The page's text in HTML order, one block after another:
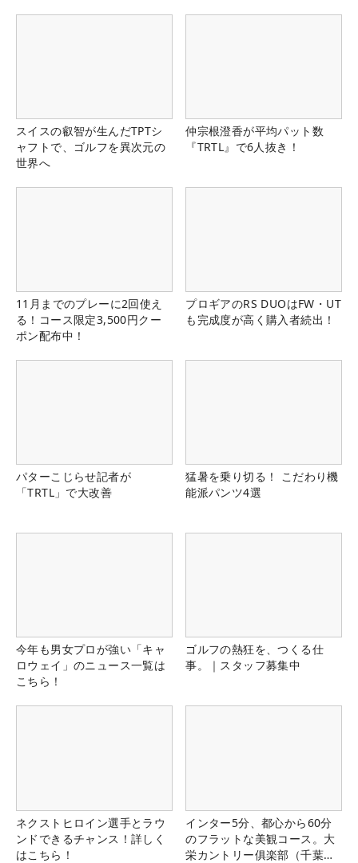
スイスの叡智が生んだTPTシ
ャフトで、ゴルフを異次元の
世界へ
仲宗根澄香が平均パット数
『TRTL』で6人抜き！
11月までのプレーに2回使え
る！コース限定3,500円クー
ポン配布中！
プロギアのRS DUOはFW・UT
も完成度が高く購入者続出！
パターこじらせ記者が
「TRTL」で大改善
猛暑を乗り切る！ こだわり機
能派パンツ4選
今年も男女プロが強い「キャ
ロウェイ」のニュース一覧は
こちら！
ゴルフの熱狂を、つくる仕
事。｜スタッフ募集中
ネクストヒロイン選手とラウ
ンドできるチャンス！詳しく
はこちら！
インター5分、都心から60分
のフラットな美観コース。大
栄カントリー俱楽部（千葉